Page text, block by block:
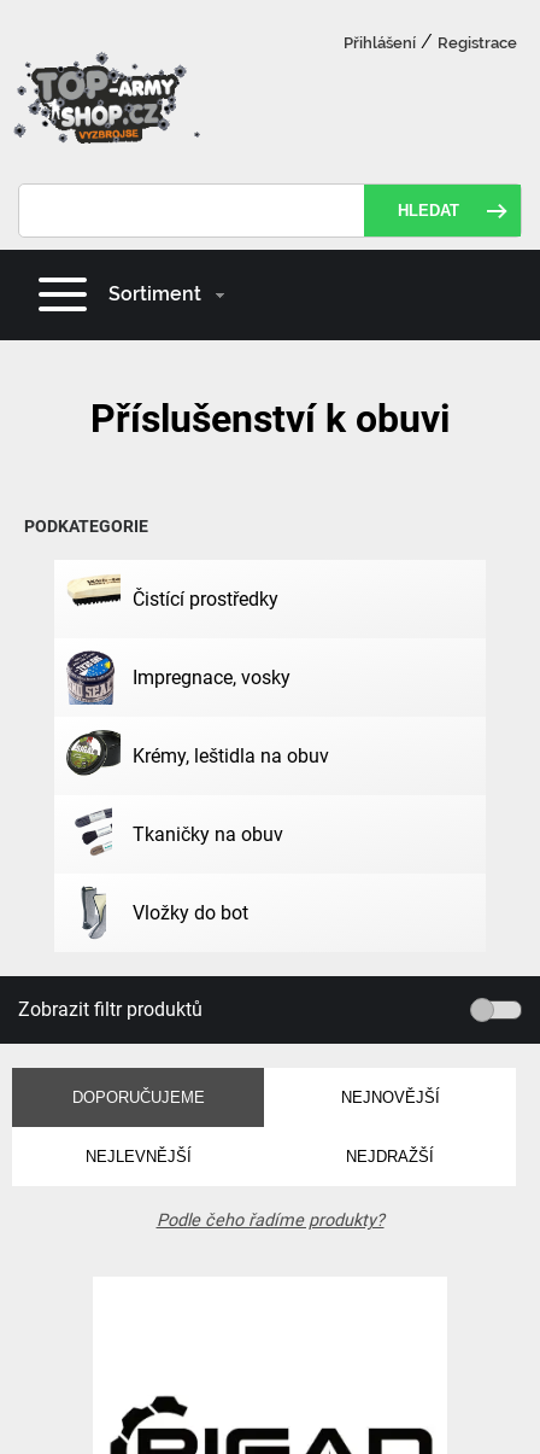
Přihlášení / Registrace
HLEDAT
Sortiment
Příslušenství k obuvi
PODKATEGORIE
Čistící prostředky
Impregnace, vosky
Krémy, leštidla na obuv
Tkaničky na obuv
Vložky do bot
Zobrazit filtr produktů
DOPORUČUJEME NEJNOVĚJŠÍ
NEJLEVNĚJŠÍ NEJDRAŽŠÍ
Podle čeho řadíme produkty?